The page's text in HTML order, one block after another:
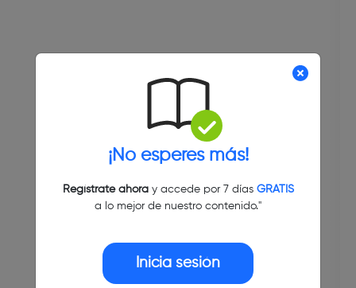
¡No esperes más!
Regístrate ahoray accede por 7 días GRATIS
a lo mejor de nuestro contenido."
Inicia sesión